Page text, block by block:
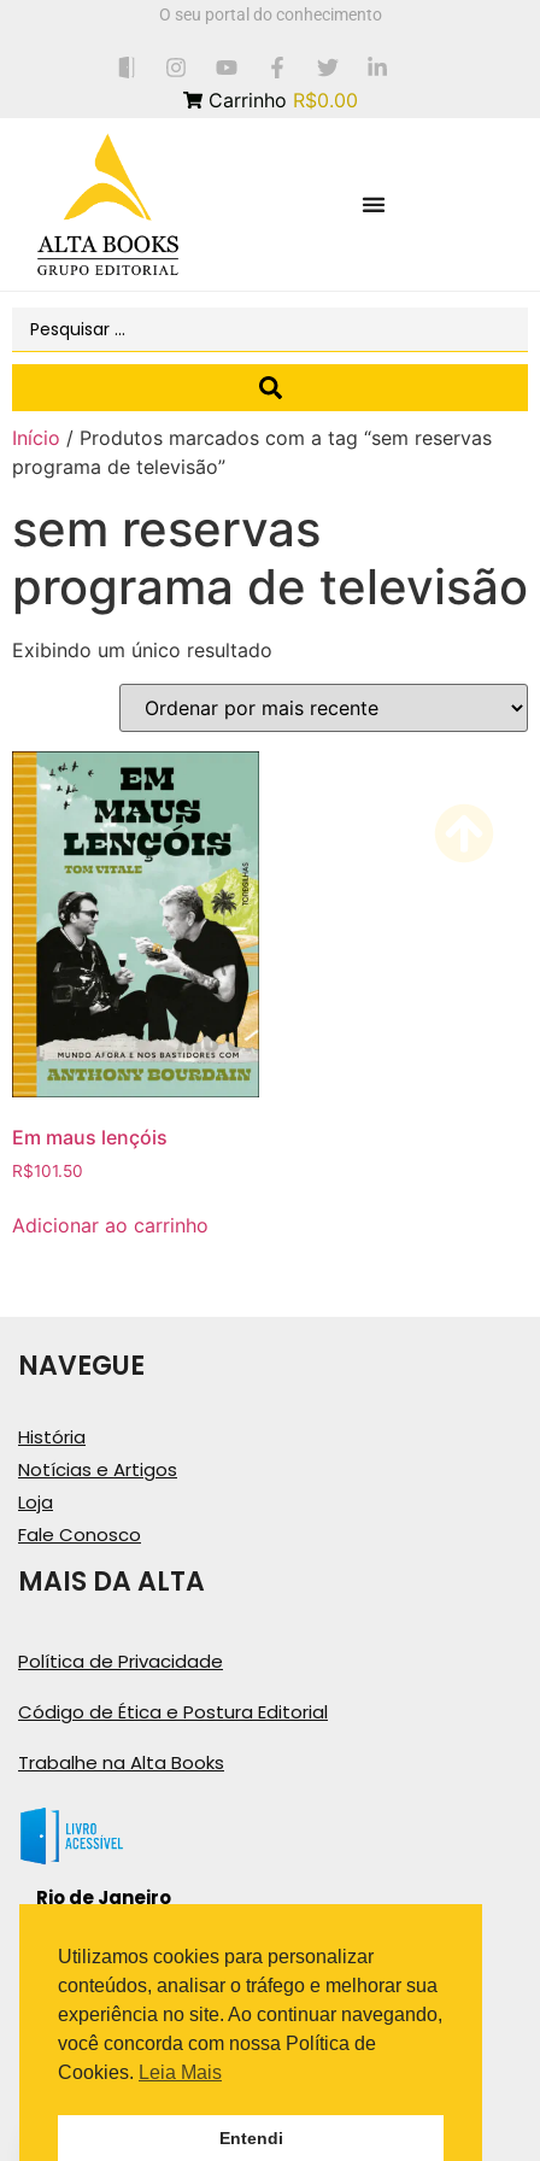
O seu portal do conhecimento
Carrinho R$0.00
Início / Produtos marcados com a tag “sem reservas
programa de televisão”
sem reservas
programa de televisão
Exibindo um único resultado
Em maus lençóis
R$101.50
Adicionar ao carrinho
NAVEGUE
História
Notícias e Artigos
Loja
Fale Conosco
MAIS DA ALTA
Política de Privacidade
Código de Ética e Postura Editorial
Trabalhe na Alta Books
Rio de Janeiro
Bairro Industrial do Jacaré
Rio de Janeiro – RJ – CEP: 20970-031
Telefone:
(21) 3278-8069
(21) 3995-7512
Utilizamos cookies para personalizar
conteúdos, analisar o tráfego e melhorar sua
experiência no site. Ao continuar navegando,
você concorda com nossa Política de
Cookies. Leia Mais
Entendi